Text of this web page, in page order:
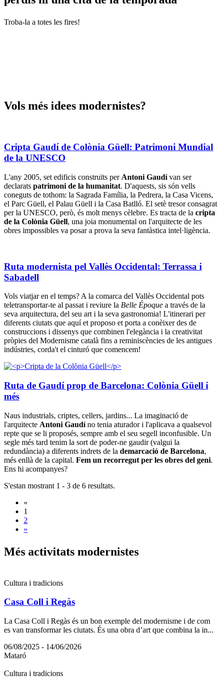
Troba-la a totes les fires!
Vols més idees modernistes?
Cripta Gaudí de Colònia Güell: Patrimoni Mundial
de la UNESCO
L'any 2005, set edificis construïts per Antoni Gaudívan ser
declarats patrimoni de la humanitat. D'aquests, sis són vells
coneguts de tothom: la Sagrada Família, la Pedrera, la Casa Vicens,
el Parc Güell, el Palau Güell i la Casa Batlló. El setè tresor consagrat
per la UNESCO, però, és molt menys cèlebre. Es tracta de la cripta
de la Colònia Güell, una joia monumental on l'arquitecte de les
obres impossibles va posar a prova la seva fantàstica intel·ligència.
Ruta modernista pel Vallès Occidental: Terrassa i
Sabadell
Vols viatjar en el temps? A la comarca del Vallès Occidental pots
teletransportar-te al passat i reviure la Belle Époque a través de la
seva arquitectura, del seu art i la seva gastronomia! L'itinerari per
diferents ciutats que aquí et proposo et porta a conèixer des de
construccions i dissenys que combinen l'elegància i la creativitat
pròpies del Modernisme català fins a reminiscències de les antigues
indústries, corda't el cinturó que comencem!
Ruta de Gaudí prop de Barcelona: Colònia Güell i
més
Naus industrials, criptes, cellers, jardins... La imaginació de
l'arquitecte Antoni Gaudíno tenia aturador i l'aplicava a qualsevol
repte que se li proposés, sempre amb el seu segell inconfusible. Un
segle més tard tenim la sort de poder-ne gaudir (valgui la
redundància) a diferents indrets de la demarcació de Barcelona,
més enllà de la capital. Fem un recorregut per les obres del geni.
Ens hi acompanyes?
S'estan mostrant 1 - 3 de 6 resultats.
«
1
2
»
Més activitats modernistes
Cultura i tradicions
Casa Coll i Regàs
La Casa Coll i Regàs és un bon exemple del modernisme i de com
es van transformar les ciutats. És una obra d’art que combina la in...
06/08/2025 - 14/06/2026
Mataró
Cultura i tradicions